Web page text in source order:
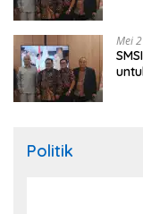
Mei
Politik